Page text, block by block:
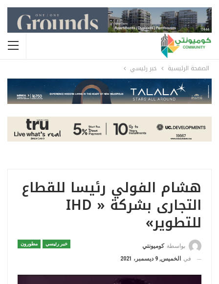
الصفحة الرئيسية خبر رئيسي
هشام الفولي رئيسا للقطاع
التجارى بشركة « IHD
للتطوير»
خبر رئيسي مطورون بواسطة كوميونتي
في
الخميس, 9 ديسمبر، 2021